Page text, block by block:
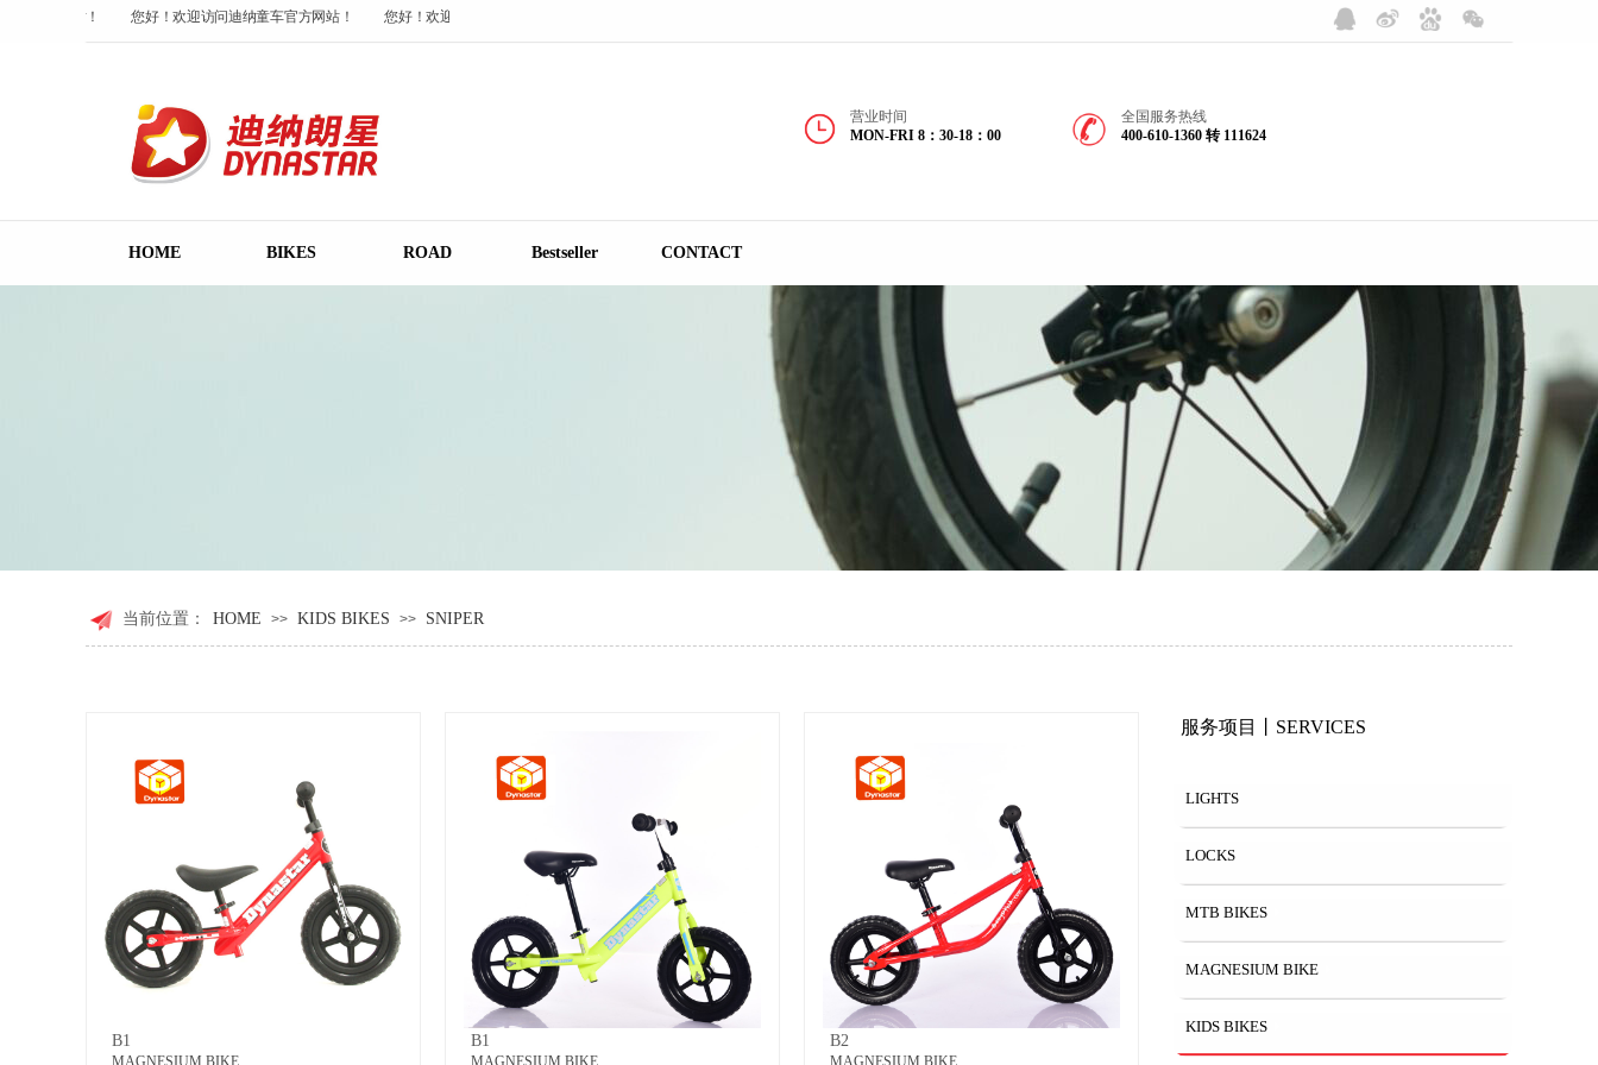
车官方网站！ 您好！欢迎访问迪纳童车官方网站！
您好！欢迎访问迪纳童车官方网站！
全国服务热线
400-610-1360 转 111624
营业时间
MON-FRI 8：30-18：00
HOME BIKES ROAD Bestseller CONTACT
SERVICES
当前位置： HOME >> KIDS BIKES >> SNIPER
B1
MAGNESIUM BIKE
B1
MAGNESIUM BIKE
B2
MAGNESIUM BIKE
服务项目丨SERVICES
LIGHTS
LOCKS
MTB BIKES
MAGNESIUM BIKE
KIDS BIKES